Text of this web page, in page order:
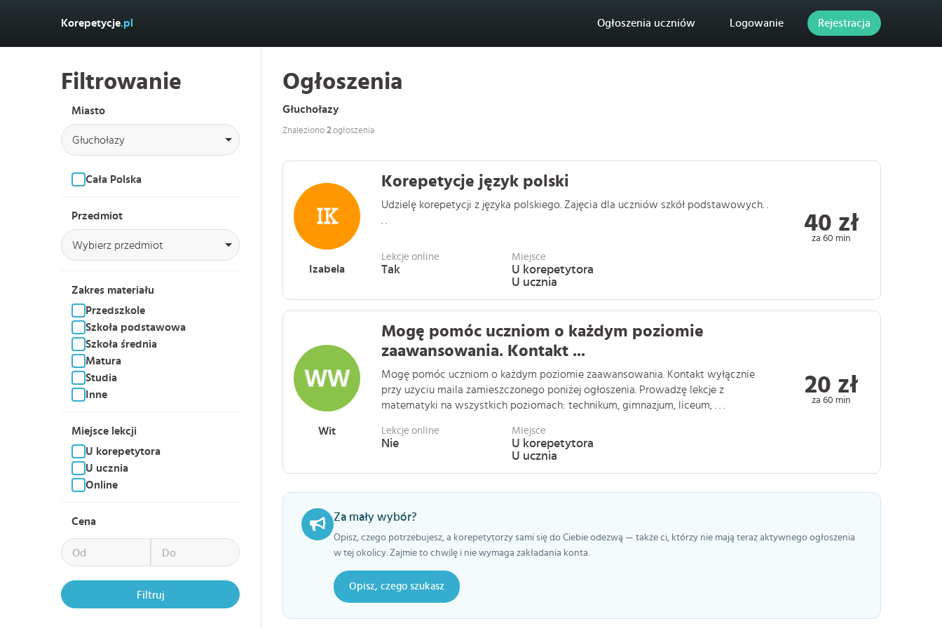
Korepetycje.pl Ogłoszenia uczniów Logowanie Rejestracja
Filtrowanie
Miasto
Głuchołazy
Cała Polska
Przedmiot
Wybierz przedmiot
Zakres materiału
Przedszkole
Szkoła podstawowa
Szkoła średnia
Matura
Studia
Inne
Miejsce lekcji
U korepetytora
U ucznia
Online
Cena
Filtruj
Ogłoszenia
Głuchołazy
Znaleziono 2ogłoszenia
Izabela
Korepetycje język polski
Udzielę korepetycji z języka polskiego. Zajęcia dla uczniów szkół podstawowych. .
Lekcje online
Tak
Miejsce
U korepetytora
U ucznia
40 zł
za 60 min
Wit
Mogę pomóc uczniom o każdym poziomie
zaawansowania. Kontakt ...
Mogę pomóc uczniom o każdym poziomie zaawansowania. Kontakt wyłącznie
przy użyciu maila zamieszczonego poniżej ogłoszenia. Prowadzę lekcje z
matematyki na wszystkich poziomach: technikum, gimnazjum, liceum, . . .
Lekcje online
Nie
Miejsce
U korepetytora
U ucznia
20 zł
za 60 min
Za mały wybór?
Opisz, czego potrzebujesz, a korepetytorzy sami się do Ciebie odezwą — także ci, którzy nie mają teraz aktywnego ogłoszenia
w tej okolicy. Zajmie to chwilę i nie wymaga zakładania konta.
Opisz, czego szukasz